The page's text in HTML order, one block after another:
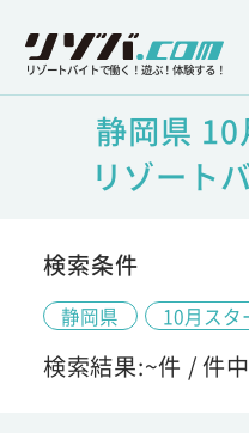
リゾートバイトで働く！遊ぶ！体験する！
静岡県 10
リゾート
検索条件
静岡県 10月スタ
検索結果:~件 /件中